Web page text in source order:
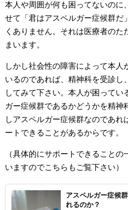
本人や周囲が何も困ってないのに
せて「君はアスペルガー症候群だ
くありません。それは医療者のた
まいます。
しかし社会性の障害によって本人
いるのであれば、精神科を受診し
してみて下さい。本人が困ってい
ガー症候群であるかどうかを精神
しアスペルガー症候群なのであれ
ートできることがあるからです。
（具体的にサポートできること
いますのでこちらもご覧下さい）
アスペルガー症候
れるのか？